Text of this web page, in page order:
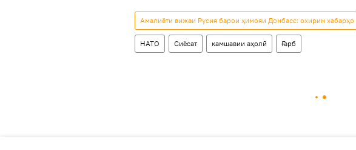
Амалиёти вижаи Русия барои ҳимояи Донбасс: охирин хабарҳо
НАТО Сиёсат камшавии аҳолӣ Ғарб